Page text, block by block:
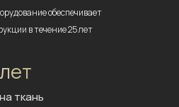
обеспечивает
в течение 25 лет
лет
на ткань